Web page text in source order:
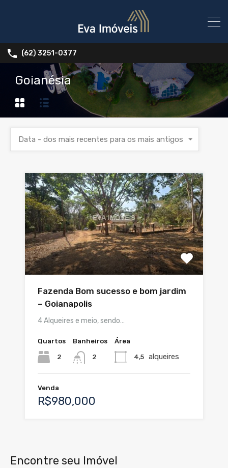
(62) 3251-0377
Goianésia
Data - dos mais recentes para os mais antigos
Fazenda Bom sucesso e bom jardim
– Goianapolis
4 Alqueires e meio, sendo…
Quartos
2
Banheiros
2
Área
4,5 alqueires
Venda
R$980,000
Encontre seu Imóvel